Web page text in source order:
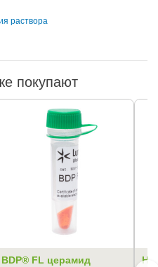
раствора
покупают
BDP® FL церамид